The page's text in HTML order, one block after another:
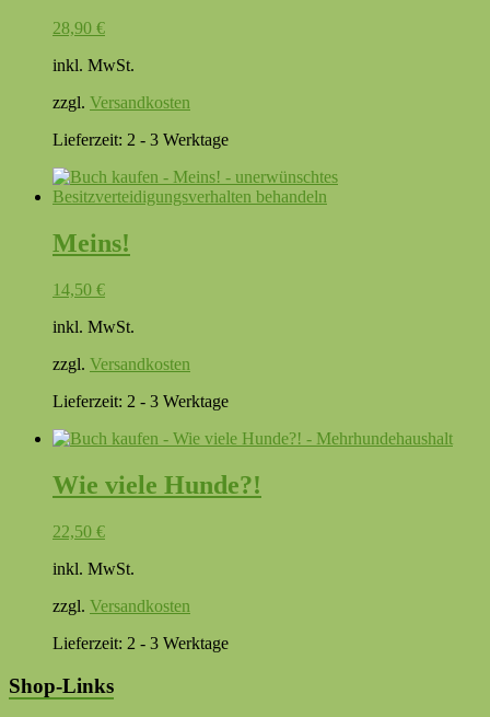
28,90 €
inkl. MwSt.
zzgl. Versandkosten
Lieferzeit: 2 - 3 Werktage
Meins!
14,50 €
inkl. MwSt.
zzgl. Versandkosten
Lieferzeit: 2 - 3 Werktage
Wie viele Hunde?!
22,50 €
inkl. MwSt.
zzgl. Versandkosten
Lieferzeit: 2 - 3 Werktage
Shop-Links